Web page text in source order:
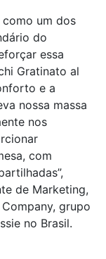
como um dos
do
essa
Gratinato al
e a
nossa massa
nos
com
de Marketing,
grupo
no Brasil.